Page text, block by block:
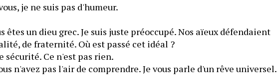
je ne suis pas d'humeur.
un dieu grec. Je suis juste préoccupé. Nos aïeux défendaient
de fraternité. Où est passé cet idéal ?
Ce n'est pas rien.
n'avez pas l'air de comprendre. Je vous parle d'un rêve universel.